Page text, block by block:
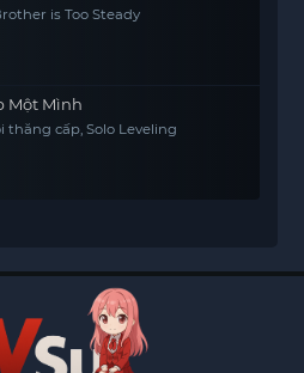
is Too Steady
Một Mình
thăng cấp, Solo Leveling